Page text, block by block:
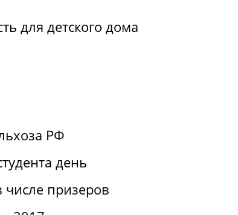
для детского дома
РФ
день
числе призеров